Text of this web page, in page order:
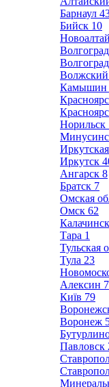
Барнаул
Бийск 10
Волгоград
Волжский
Камышин
Норильск
Иркутск
Ангарск 8
Братск 7
Омская
Омск 62
Калачинск
Тара 1
Тульская
Тула 23
Алексин 7
Київ 79
Воронеж
Павловск